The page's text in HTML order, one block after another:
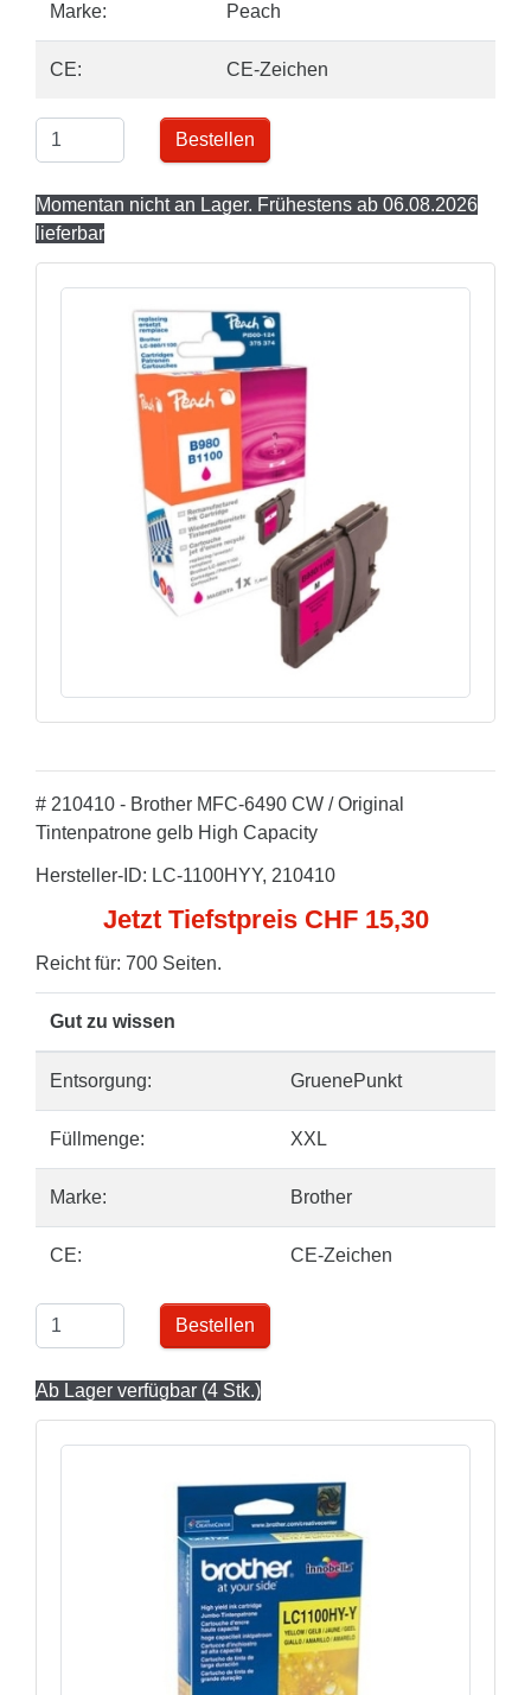
Marke: Peach
CE: CE-Zeichen
Bestellen
Momentan nicht an Lager. Frühestens ab 06.08.2026
lieferbar
# 210410 - Brother MFC-6490 CW / Original
Tintenpatrone gelb High Capacity
Hersteller-ID: LC-1100HYY, 210410
Jetzt Tiefstpreis CHF 15,30
Reicht für: 700 Seiten.
Gut zu wissen
Entsorgung: GruenePunkt
Füllmenge: XXL
Marke: Brother
CE: CE-Zeichen
Bestellen
Ab Lager verfügbar (4 Stk.)